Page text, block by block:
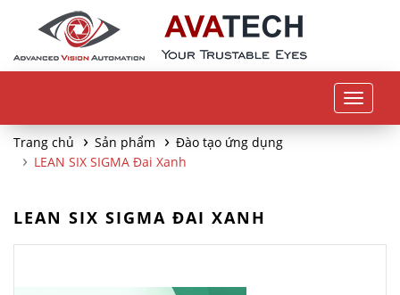
Toggle
Trang chủ
Sản phẩm
Đào tạo ứng dụng
LEAN SIX SIGMA Đai Xanh
LEAN SIX SIGMA ĐAI XANH